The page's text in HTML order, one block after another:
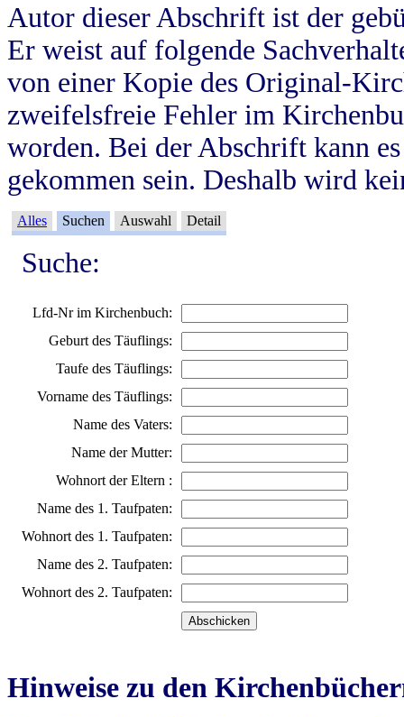
Autor dieser Abschrift ist der
Er weist auf folgende
von einer Kopie des Original-
zweifelsfreie Fehler im
worden. Bei der Abschrift kann
gekommen sein. Deshalb wird
Alles Suchen Auswahl Detail
Suche:
Lfd-Nr im Kirchenbuch:
Geburt des Täuflings:
Taufe des Täuflings:
Vorname des Täuflings:
Name des Vaters:
Name der Mutter:
Wohnort der Eltern :
Name des 1. Taufpaten:
Wohnort des 1. Taufpaten:
Name des 2. Taufpaten:
Wohnort des 2. Taufpaten:
Hinweise zu den